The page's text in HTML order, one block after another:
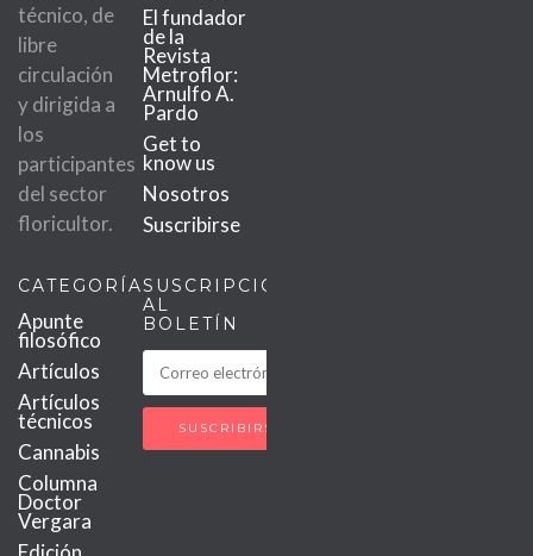
técnico, de
libre
circulación
y dirigida a
los
participantes
del sector
floricultor.
El fundador
de la
Revista
Metroflor:
Arnulfo A.
Pardo
Get to
know us
Nosotros
Suscribirse
CATEGORÍAS
Apunte
filosófico
Artículos
Artículos
técnicos
Cannabis
Columna
Doctor
Vergara
SUSCRIPCIÓN
AL
BOLETÍN